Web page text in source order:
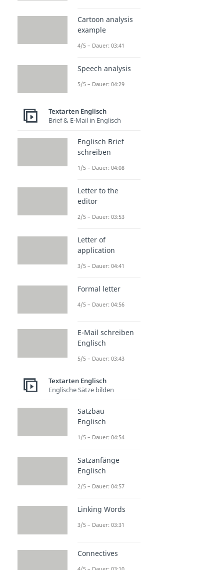
Cartoon analysis
example
4/5 – Dauer: 03:41
Speech analysis
5/5 – Dauer: 04:29
Textarten Englisch
Brief & E-Mail in Englisch
Englisch Brief
schreiben
1/5 – Dauer: 04:08
Letter to the
editor
2/5 – Dauer: 03:53
Letter of
application
3/5 – Dauer: 04:41
Formal letter
4/5 – Dauer: 04:56
E-Mail schreiben
Englisch
5/5 – Dauer: 03:43
Textarten Englisch
Englische Sätze bilden
Satzbau
Englisch
1/5 – Dauer: 04:54
Satzanfänge
Englisch
2/5 – Dauer: 04:57
Linking Words
3/5 – Dauer: 03:31
Connectives
4/5 – Dauer: 03:10